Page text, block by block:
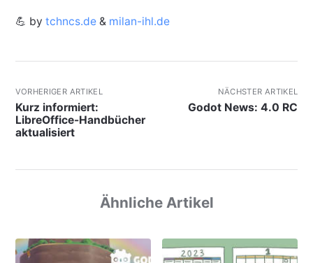
💪 by tchncs.de& milan-ihl.de
VORHERIGER ARTIKEL
Kurz informiert:
LibreOffice-Handbücher
aktualisiert
NÄCHSTER ARTIKEL
Godot News: 4.0 RC
Ähnliche Artikel